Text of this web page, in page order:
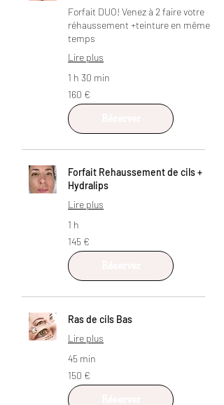
Forfait DUO! Venez à 2 faire votre
réhaussement +teinture en même
temps
Lire plus
1 h 30 min
160
euros
160 €
Forfait Rehaussement de cils +
Hydralips
Lire plus
1 h
145
euros
145 €
Ras de cils Bas
Lire plus
45 min
150
euros
150 €